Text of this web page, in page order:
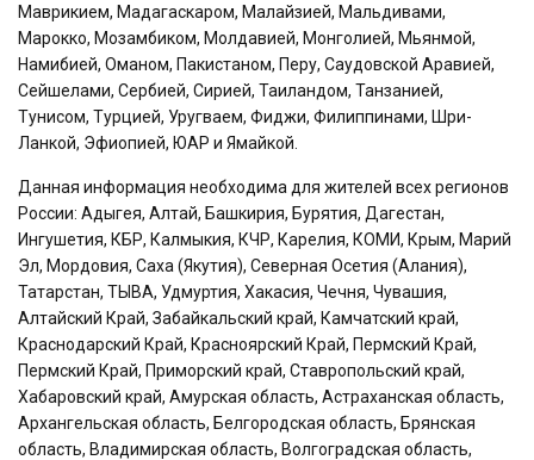
Маврикием, Мадагаскаром, Малайзией, Мальдивами,
Марокко, Мозамбиком, Молдавией, Монголией, Мьянмой,
Намибией, Оманом, Пакистаном, Перу, Саудовской Аравией,
Сейшелами, Сербией, Сирией, Таиландом, Танзанией,
Тунисом, Турцией, Уругваем, Фиджи, Филиппинами, Шри-
Ланкой, Эфиопией, ЮАР и Ямайкой.
Данная информация необходима для жителей всех регионов
России: Адыгея, Алтай, Башкирия, Бурятия, Дагестан,
Ингушетия, КБР, Калмыкия, КЧР, Карелия, КОМИ, Крым, Марий
Эл, Мордовия, Саха (Якутия), Северная Осетия (Алания),
Татарстан, ТЫВА, Удмуртия, Хакасия, Чечня, Чувашия,
Алтайский Край, Забайкальский край, Камчатский край,
Краснодарский Край, Красноярский Край, Пермский Край,
Пермский Край, Приморский край, Ставропольский край,
Хабаровский край, Амурская область, Астраханская область,
Архангельская область, Белгородская область, Брянская
область, Владимирская область, Волгоградская область,